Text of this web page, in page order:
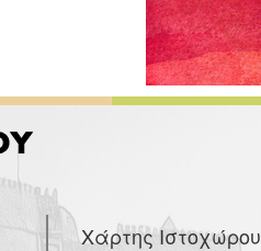
Χάρτης Ιστοχώρου